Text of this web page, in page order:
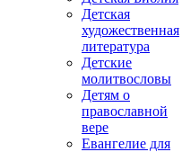
Детская
художественная
литература
Детские
молитвословы
Детям о
православной
вере
Евангелие для